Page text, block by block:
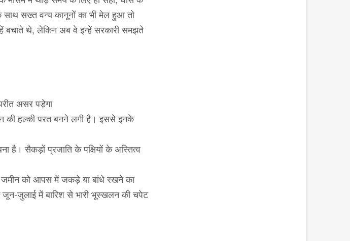
साथ सख्त वन्य कानूनों का भी मेल हुआ तो
बचाते थे, लेकिन अब वे इन्हें सरकारी समझते
असर पड़ेगा
की हल्की परत बनने लगी है। इससे इनके
है। सैकड़ों प्रजाति के पक्षियों के अस्तित्व
को आपस में जकड़े या बांधे रखने का
जुलाई में बारिश से भारी भूस्खलन की चपेट